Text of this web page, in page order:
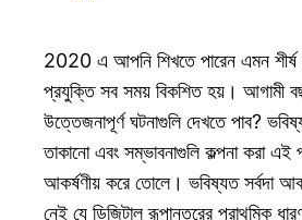
2020 এ আপনি শিখতে পারেন এমন শীর্ষ
প্রযুক্তি সব সময় বিকশিত হয়। আগামী
উত্তেজনাপূর্ণ ঘটনাগুলি দেখতে পাব?
তাকানো এবং সম্ভাবনাগুলি কল্পনা করা
আকর্ষণীয় করে তোলে। ভবিষ্যত সর্বদা
নেই যে ডিজিটাল রূপান্তরের প্রাথমিক